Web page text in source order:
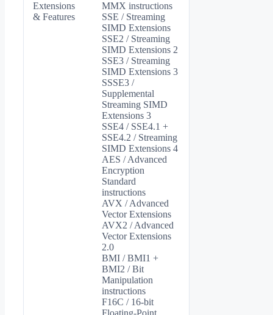
Extensions
& Features
MMX instructions
SSE / Streaming
SIMD Extensions
SSE2 / Streaming
SIMD Extensions 2
SSE3 / Streaming
SIMD Extensions 3
SSSE3 /
Supplemental
Streaming SIMD
Extensions 3
SSE4 / SSE4.1 +
SSE4.2 / Streaming
SIMD Extensions 4
AES / Advanced
Encryption
Standard
instructions
AVX / Advanced
Vector Extensions
AVX2 / Advanced
Vector Extensions
2.0
BMI / BMI1 +
BMI2 / Bit
Manipulation
instructions
F16C / 16-bit
Floating-Point